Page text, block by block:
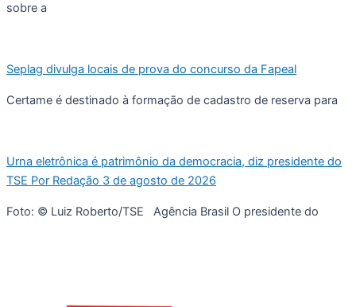
sobre a
Seplag divulga locais de prova do concurso da Fapeal
Certame é destinado à formação de cadastro de reserva para
Urna eletrônica é patrimônio da democracia, diz presidente do
TSE Por Redação 3 de agosto de 2026
Foto: © Luiz Roberto/TSE Agência Brasil O presidente do